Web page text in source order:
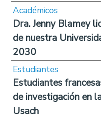
Académicos
Dra. Jenny Blamey
de nuestra
2030
Estudiantes
Estudiantes
de investigación en
Usach